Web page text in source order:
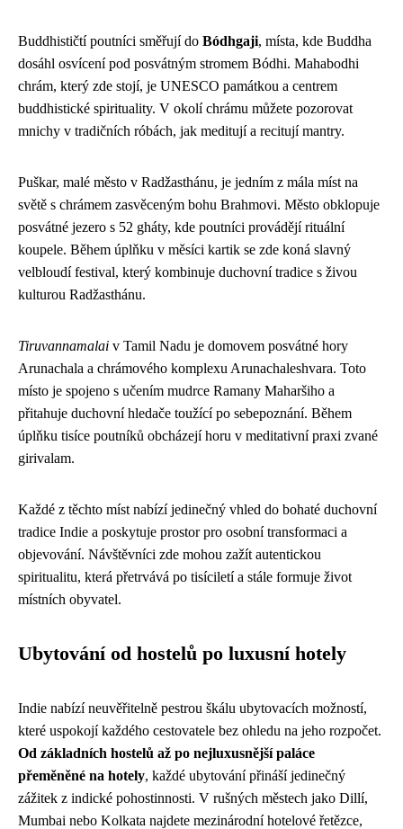
Buddhističtí poutníci směřují do Bódhgaji, místa, kde Buddha
dosáhl osvícení pod posvátným stromem Bódhi. Mahabodhi
chrám, který zde stojí, je UNESCO památkou a centrem
buddhistické spirituality. V okolí chrámu můžete pozorovat
mnichy v tradičních róbách, jak meditují a recitují mantry.
Puškar, malé město v Radžasthánu, je jedním z mála míst na
světě s chrámem zasvěceným bohu Brahmovi. Město obklopuje
posvátné jezero s 52 gháty, kde poutníci provádějí rituální
koupele. Během úplňku v měsíci kartik se zde koná slavný
velbloudí festival, který kombinuje duchovní tradice s živou
kulturou Radžasthánu.
Tiruvannamalai v Tamil Nadu je domovem posvátné hory
Arunachala a chrámového komplexu Arunachaleshvara. Toto
místo je spojeno s učením mudrce Ramany Maharšiho a
přitahuje duchovní hledače toužící po sebepoznání. Během
úplňku tisíce poutníků obcházejí horu v meditativní praxi zvané
girivalam.
Každé z těchto míst nabízí jedinečný vhled do bohaté duchovní
tradice Indie a poskytuje prostor pro osobní transformaci a
objevování. Návštěvníci zde mohou zažít autentickou
spiritualitu, která přetrvává po tisíciletí a stále formuje život
místních obyvatel.
Ubytování od hostelů po luxusní hotely
Indie nabízí neuvěřitelně pestrou škálu ubytovacích možností,
které uspokojí každého cestovatele bez ohledu na jeho rozpočet.
Od základních hostelů až po nejluxusnější paláce
přeměněné na hotely, každé ubytování přináší jedinečný
zážitek z indické pohostinnosti. V rušných městech jako Dillí,
Mumbai nebo Kolkata najdete mezinárodní hotelové řetězce,